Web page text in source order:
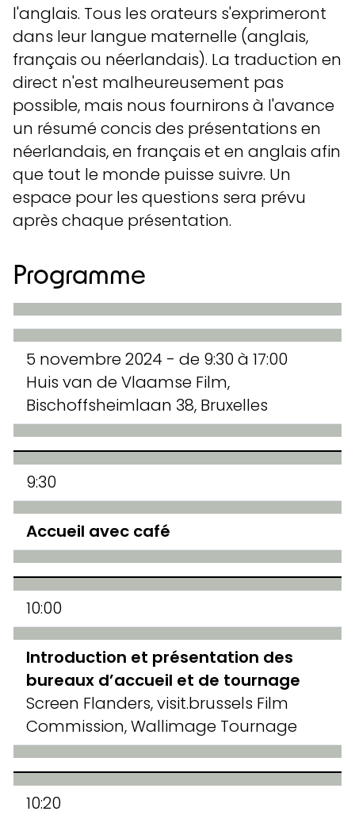
l'anglais. Tous les orateurs s'exprimeront
dans leur langue maternelle (anglais,
français ou néerlandais). La traduction en
direct n'est malheureusement pas
possible, mais nous fournirons à l'avance
un résumé concis des présentations en
néerlandais, en français et en anglais afin
que tout le monde puisse suivre. Un
espace pour les questions sera prévu
après chaque présentation.
Programme
5 novembre 2024 - de 9:30 à 17:00
Huis van de Vlaamse Film,
Bischoffsheimlaan 38, Bruxelles
9:30
Accueil avec café
10:00
Introduction et présentation des
bureaux d’accueil et de tournage
Screen Flanders, visit.brussels Film
Commission, Wallimage Tournage
10:20